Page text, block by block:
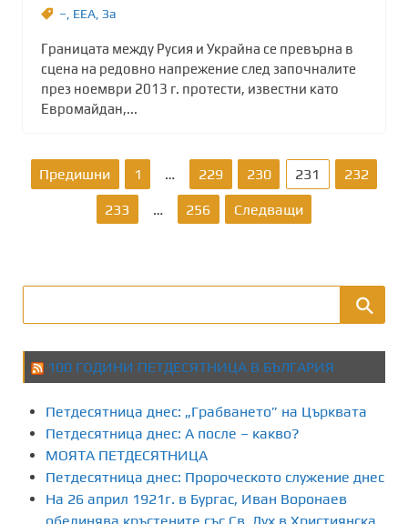
–, ЕЕА, Зa
Границата между Русия и Украйна се превърна в
сцена на редовно напрежение след започналите
през ноември 2013 г. протести, известни като
Евромайдан,...
д
е
л
н
е
н
Предишни 1 … 229 230 231 232
233 … 256 Следващи
100 ГОДИНИ ПЕТДЕСЯТНИЦА В БЪЛГАРИЯ
Петдесятница днес: „Грабването” на Църквата
Петдесятница днес: А после – какво?
МОЯТА ПЕТДЕСЯТНИЦА
Петдесятница днес: Пророческото служение днес
На 26 април 1921г. в Бургас, Иван Воронаев